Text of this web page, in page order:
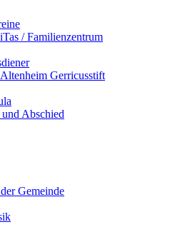
/ Familienzentrum
Gerricusstift
Abschied
Gemeinde